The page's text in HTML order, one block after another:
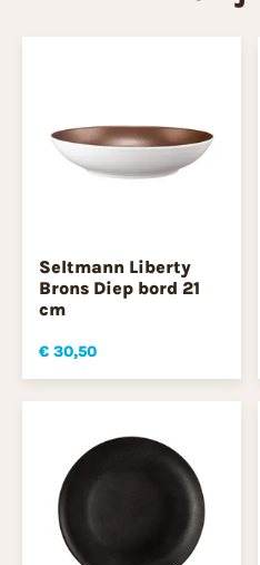
Seltmann Liberty
Brons Diep bord 21
cm
€ 30,50